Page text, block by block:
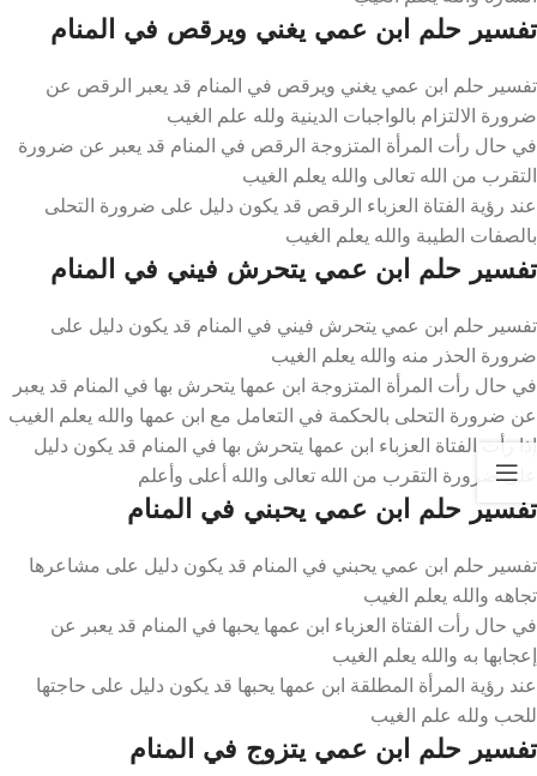
تفسير حلم ابن عمي يغني ويرقص في المنام
تفسير حلم ابن عمي يغني ويرقص في المنام قد يعبر الرقص عن
ضرورة الالتزام بالواجبات الدينية ولله علم الغيب
في حال رأت المرأة المتزوجة الرقص في المنام قد يعبر عن ضرورة
التقرب من الله تعالى والله يعلم الغيب
عند رؤية الفتاة العزباء الرقص قد يكون دليل على ضرورة التحلى
بالصفات الطيبة والله يعلم الغيب
تفسير حلم ابن عمي يتحرش فيني في المنام
تفسير حلم ابن عمي يتحرش فيني في المنام قد يكون دليل على
ضرورة الحذر منه والله يعلم الغيب
في حال رأت المرأة المتزوجة ابن عمها يتحرش بها في المنام قد يعبر
عن ضرورة التحلى بالحكمة في التعامل مع ابن عمها والله يعلم الغيب
إذا رأت الفتاة العزباء ابن عمها يتحرش بها في المنام قد يكون دليل
على ضرورة التقرب من الله تعالى والله أعلى وأعلم
تفسير حلم ابن عمي يحبني في المنام
تفسير حلم ابن عمي يحبني في المنام قد يكون دليل على مشاعرها
تجاهه والله يعلم الغيب
في حال رأت الفتاة العزباء ابن عمها يحبها في المنام قد يعبر عن
إعجابها به والله يعلم الغيب
عند رؤية المرأة المطلقة ابن عمها يحبها قد يكون دليل على حاجتها
للحب ولله علم الغيب
تفسير حلم ابن عمي يتزوج في المنام